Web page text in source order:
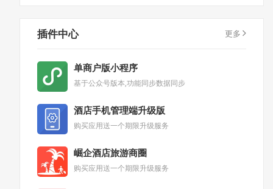
插件中心 更多
单商户版小程序
基于公众号版本,功能同步数据同步
酒店手机管理端升级版
购买应用送一个期限升级服务
崛企酒店旅游商圈
购买应用送一个期限升级服务